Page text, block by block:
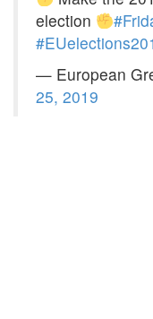
election
— European
25, 2019